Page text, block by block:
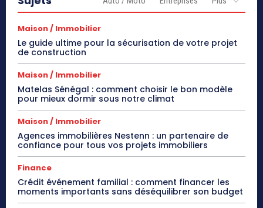
Maison / Immobilier
Le guide ultime pour la sécurisation de votre projet
de construction
Maison / Immobilier
Matelas Sénégal : comment choisir le bon modèle
pour mieux dormir sous notre climat
Maison / Immobilier
Agences immobilières Nestenn : un partenaire de
confiance pour tous vos projets immobiliers
Finance
Crédit événement familial : comment financer les
moments importants sans déséquilibrer son budget